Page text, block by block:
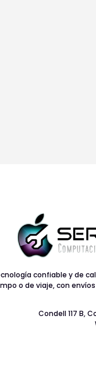
confiable y de
o de viaje, con
Condell 117 B,